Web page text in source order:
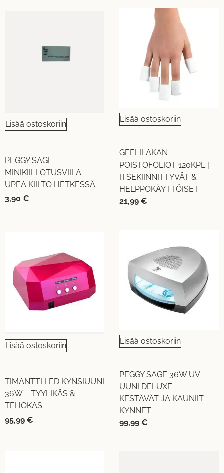
Lisää ostoskoriin
PEGGY SAGE
MINIKIILLOTUSVIILA –
UPEA KIILTO HETKESSÄ
3,90 €
Lisää ostoskoriin
GEELILAKAN
POISTOFOLIOT 120KPL |
ITSEKIINNITTYVÄT &
HELPPOKÄYTTÖISET
21,99 €
Lisää ostoskoriin
TIMANTTI LED KYNSIUUNI
36W – TYYLIKÄS &
TEHOKAS
95,99 €
Lisää ostoskoriin
PEGGY SAGE 36W UV-
UUNI DELUXE –
KESTÄVÄT JA KAUNIIT
KYNNET
99,99 €